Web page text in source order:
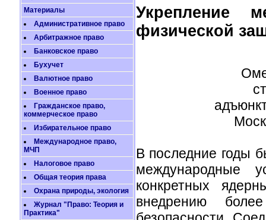
Материалы
Административное право
Арбитражное право
Банковское право
Бухучет
Валютное право
Военное право
Гражданское право,
коммерческое право
Избирательное право
Международное право,
МЧП
Налоговое право
Общая теория права
Охрана природы, экология
Журнал "Право: Теория и
Практика"
Укрепление
физической
В последние годы
международные
конкретных
внедрению